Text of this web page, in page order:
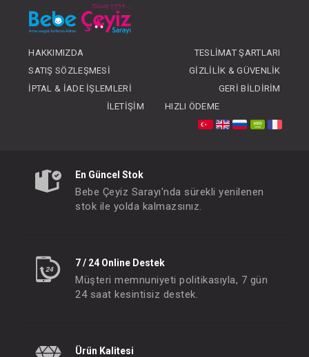
Sevi Bebe Emzirme
HAKKIMIZDA
TESLIMAT ŞARTLARI
SATIŞ SÖZLEŞMESI
GIZLILIK & GÜVENLIK
İPTAL & İADE İŞLEMLERI
GERI BILDIRIM
İLETIŞIM
HIZLI ÖDEME
En Güncel Stok
Bebe Çeyiz Sarayı'nda sürekli yenilenen
stok ile yolda kalmazsınız.
7 / 24 Online Destek
Müşteri memnuniyeti politikasıyla, 7 gün
24 saat kesintisiz destek.
Ürün Kalitesi